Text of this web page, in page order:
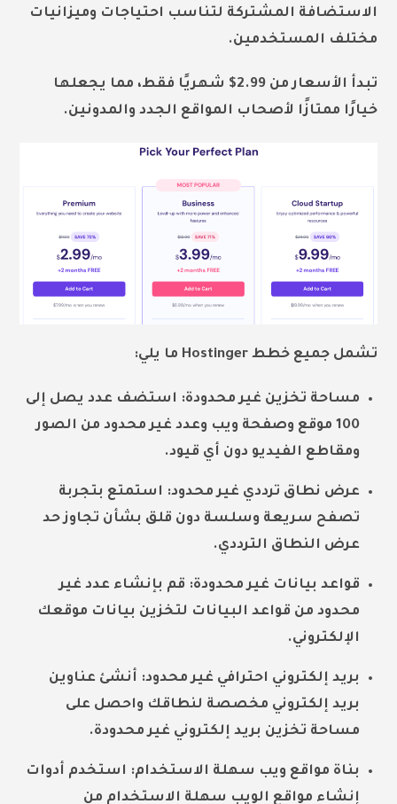
الاستضافة المشتركة لتناسب احتياجات وميزانيات
مختلف المستخدمين.
تبدأ الأسعار من 2.99$ شهريًا فقط، مما يجعلها
خيارًا ممتازًا لأصحاب المواقع الجدد والمدونين.
تشمل جميع خطط Hostinger ما يلي:
مساحة تخزين غير محدودة: استضف عدد يصل إلى
100 موقع وصفحة ويب وعدد غير محدود من الصور
ومقاطع الفيديو دون أي قيود.
عرض نطاق ترددي غير محدود: استمتع بتجربة
تصفح سريعة وسلسة دون قلق بشأن تجاوز حد
عرض النطاق الترددي.
قواعد بيانات غير محدودة: قم بإنشاء عدد غير
محدود من قواعد البيانات لتخزين بيانات موقعك
الإلكتروني.
بريد إلكتروني احترافي غير محدود: أنشئ عناوين
بريد إلكتروني مخصصة لنطاقك واحصل على
مساحة تخزين بريد إلكتروني غير محدودة.
بناة مواقع ويب سهلة الاستخدام: استخدم أدوات
إنشاء مواقع الويب سهلة الاستخدام من